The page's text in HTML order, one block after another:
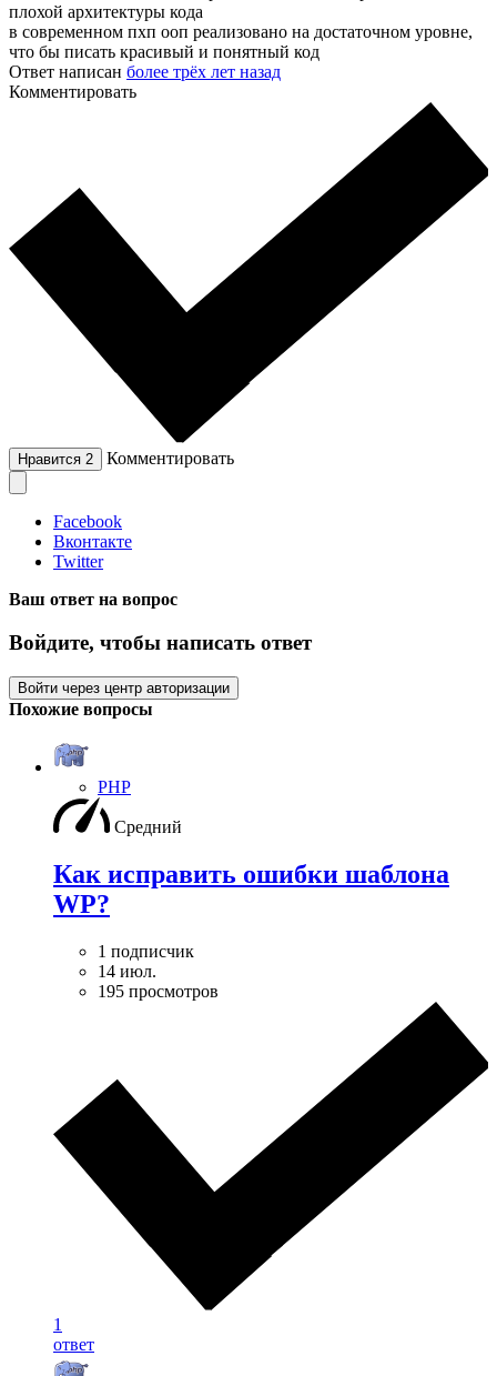
плохой архитектуры кода
в современном пхп ооп реализовано на достаточном уровне,
что бы писать красивый и понятный код
Ответ написан более трёх лет назад
Комментировать
Нравится 2 Комментировать
Facebook
Вконтакте
Twitter
Ваш ответ на вопрос
Войдите, чтобы написать ответ
Войти через центр авторизации
Похожие вопросы
PHP
Средний
Как исправить ошибки шаблона
WP?
1 подписчик
14 июл.
195 просмотров
1
ответ